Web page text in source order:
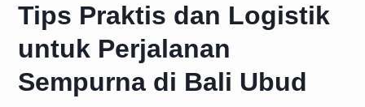
Tips Praktis dan Logistik
untuk Perjalanan
Sempurna di Bali Ubud